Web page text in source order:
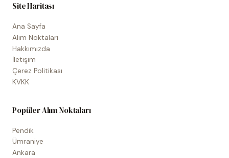
Site Haritası
Ana Sayfa
Alım Noktaları
Hakkımızda
İletişim
Çerez Politikası
KVKK
Popüler Alım Noktaları
Pendik
Ümraniye
Ankara